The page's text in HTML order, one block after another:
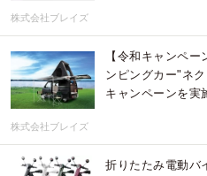
株式会社ブレイズ
【令和キャンペ
ンピングカー"ネ
キャンペーンを実
株式会社ブレイズ
折りたたみ電動